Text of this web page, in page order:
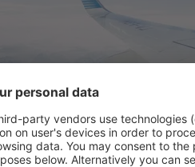
WAGNERS Hotel Schönblick
Fichtelberg, 07 August 2026, 2